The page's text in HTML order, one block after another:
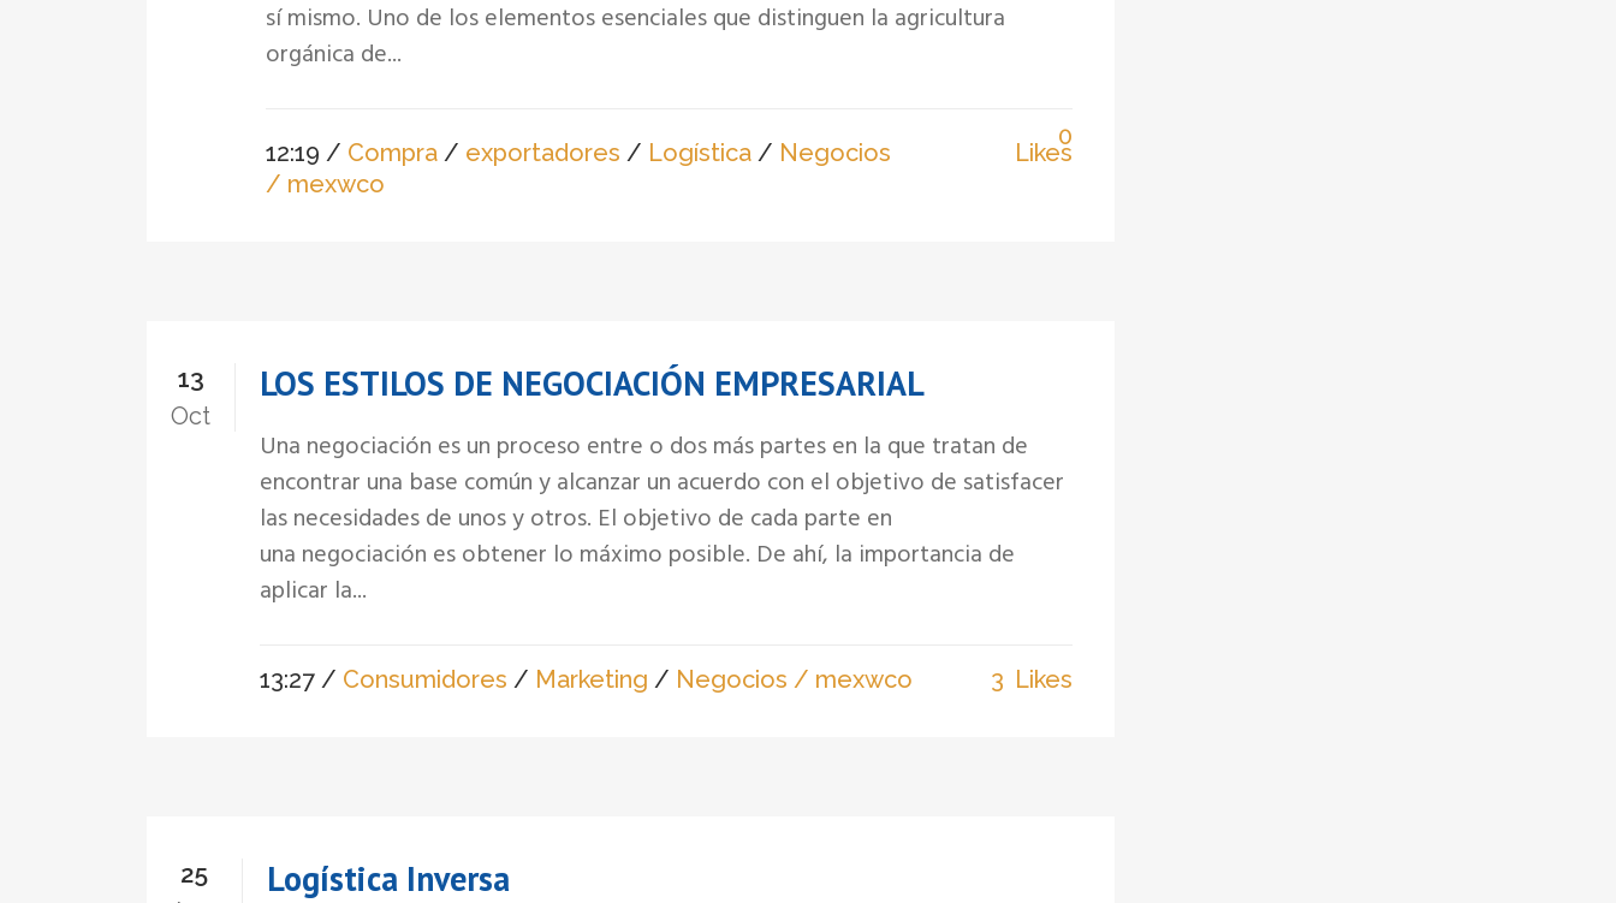
sí mismo. Uno de los elementos esenciales que distinguen la agricultura
orgánica de...
12:19 / Compra / exportadores / Logística / Negocios
/ mexwco
0
Likes
13
Oct
LOS ESTILOS DE NEGOCIACIÓN EMPRESARIAL
Una negociación es un proceso entre o dos más partes en la que tratan de
encontrar una base común y alcanzar un acuerdo con el objetivo de satisfacer
las necesidades de unos y otros. El objetivo de cada parte en
una negociación es obtener lo máximo posible. De ahí, la importancia de
aplicar la...
13:27 / Consumidores / Marketing / Negocios / mexwco 3 Likes
25 Logística Inversa